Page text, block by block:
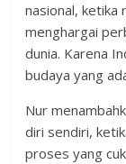
nasional, ketika
menghargai
dunia. Karena
budaya yang
Nur
diri sendiri,
proses yang